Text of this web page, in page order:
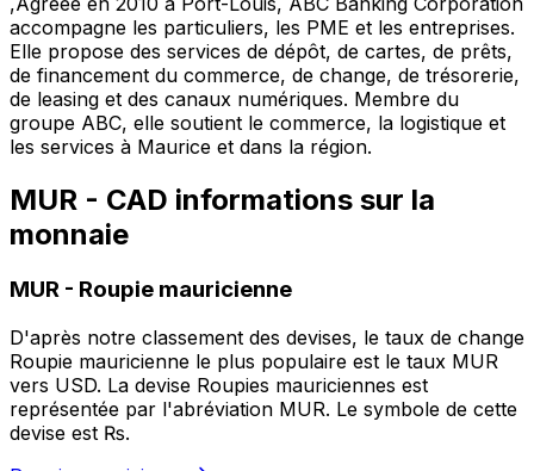
accompagne les particuliers, les PME et les entreprises.
Elle propose des services de dépôt, de cartes, de prêts,
de financement du commerce, de change, de trésorerie,
de leasing et des canaux numériques. Membre du
groupe ABC, elle soutient le commerce, la logistique et
les services à Maurice et dans la région.
MUR - CAD informations sur la
monnaie
MUR - Roupie mauricienne
D'après notre classement des devises, le taux de change
Roupie mauricienne le plus populaire est le taux MUR
vers USD. La devise Roupies mauriciennes est
représentée par l'abréviation MUR. Le symbole de cette
devise est ₨.